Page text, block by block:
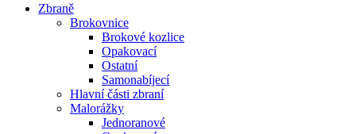
Zbraně
Brokovnice
Brokové kozlice
Opakovací
Ostatní
Samonabíjecí
Hlavní části zbraní
Malorážky
Jednoranové